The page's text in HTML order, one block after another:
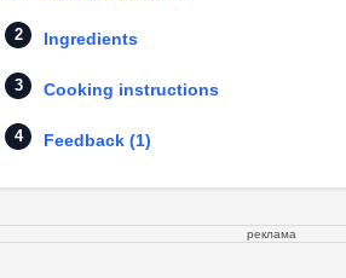
Ingredients
Cooking instructions
Feedback (1)
реклама